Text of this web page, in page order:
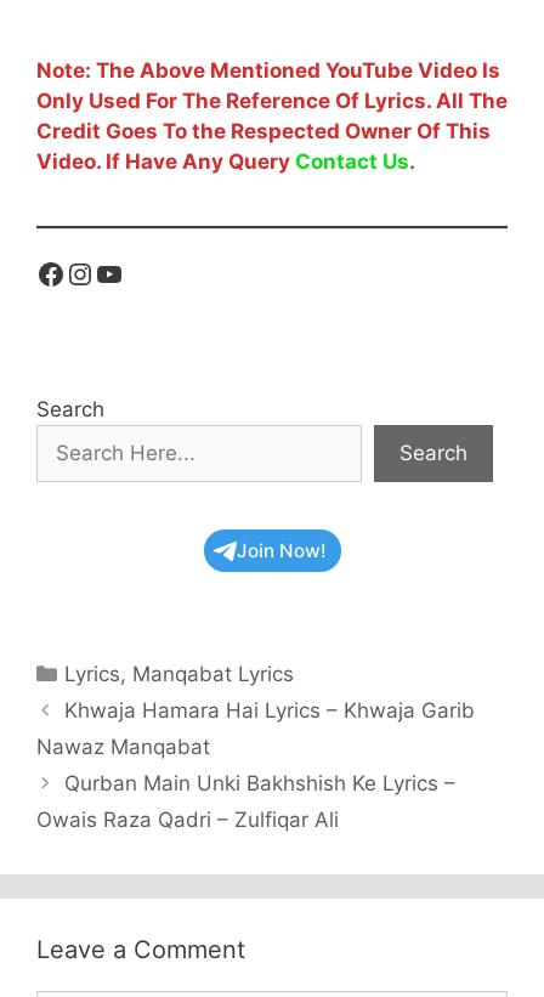
Note: The Above Mentioned YouTube Video Is
Only Used For The Reference Of Lyrics. All The
Credit Goes To the Respected Owner Of This
Video. If Have Any Query Contact Us.
Facebook
Instagram
YouTube
Search
Search
Join Now!
Categories
Lyrics, Manqabat Lyrics
Khwaja Hamara Hai Lyrics – Khwaja Garib
Nawaz Manqabat
Qurban Main Unki Bakhshish Ke Lyrics –
Owais Raza Qadri – Zulfiqar Ali
Leave a Comment